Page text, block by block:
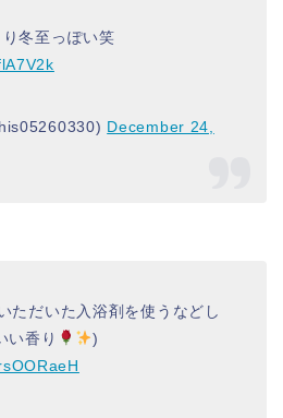
冬至っぽい笑
December 24,
ただいた入浴剤を使うなどし
い香り
)